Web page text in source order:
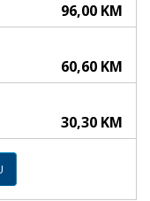
96,00 KM
60,60 KM
30,30 KM